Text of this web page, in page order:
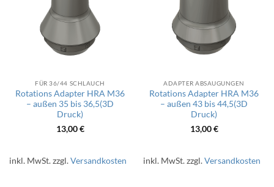
FÜR 36/44 SCHLAUCH
Rotations Adapter HRA M36
– außen 35 bis 36,5(3D
Druck)
13,00€
inkl. MwSt.zzgl.Versandkosten
ADAPTER ABSAUGUNGEN
Rotations Adapter HRA M36
– außen 43 bis 44,5(3D
Druck)
13,00€
inkl. MwSt.zzgl.Versandkosten